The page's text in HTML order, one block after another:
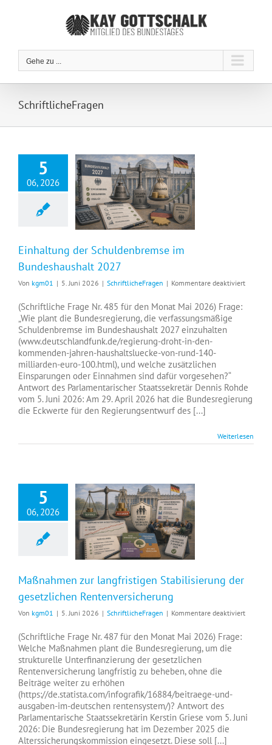
Gehe zu ...
SchriftlicheFragen
5
06, 2026
Einhaltung der Schuldenbremse im
Bundeshaushalt 2027
Von kgm01 | 5. Juni 2026 | SchriftlicheFragen | Kommentare deaktiviertfür
(Schriftliche Frage Nr. 485 für den Monat Mai 2026) Frage:
„Wie plant die Bundesregierung, die verfassungsmäßige
Schuldenbremse im Bundeshaushalt 2027 einzuhalten
(www.deutschlandfunk.de/regierung-droht-in-den-
kommenden-jahren-haushaltsluecke-von-rund-140-
milliarden-euro-100.html), und welche zusätzlichen
Einsparungen oder Einnahmen sind dafür vorgesehen?“
Antwort des Parlamentarischer Staatssekretär Dennis Rohde
vom 5. Juni 2026: Am 29. April 2026 hat die Bundesregierung
die Eckwerte für den Regierungsentwurf des [...]
Weiterlesen
5
06, 2026
Maßnahmen zur langfristigen Stabilisierung der
gesetzlichen Rentenversicherung
Von kgm01 | 5. Juni 2026 | SchriftlicheFragen | Kommentare deaktiviertfür
(Schriftliche Frage Nr. 487 für den Monat Mai 2026) Frage:
Welche Maßnahmen plant die Bundesregierung, um die
strukturelle Unterfinanzierung der gesetzlichen
Rentenversicherung langfristig zu beheben, ohne die
Beiträge weiter zu erhöhen
(https://de.statista.com/infografik/16884/beitraege-und-
ausgaben-im-deutschen rentensystem/)? Antwort des
Parlamentarische Staatssekretärin Kerstin Griese vom 5. Juni
2026: Die Bundesregierung hat im Dezember 2025 die
Alterssicherungskommission eingesetzt. Diese soll [...]